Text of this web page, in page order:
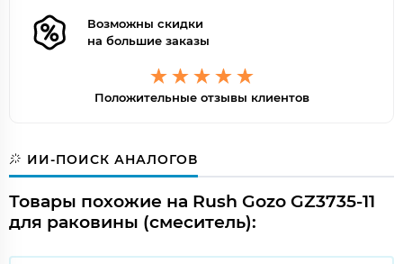
Возможны скидки
на большие заказы
Положительные отзывы клиентов
ИИ-ПОИСК АНАЛОГОВ
Товары похожие на Rush Gozo GZ3735-11
для раковины (смеситель):